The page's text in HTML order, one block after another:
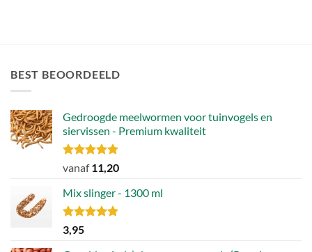
BEST BEOORDEELD
Gedroogde meelwormen voor tuinvogels en
siervissen - Premium kwaliteit
Gewaardeerd
uit 5
vanaf11,20
Mix slinger - 1300 ml
Gewaardeerd
4.79
3,95